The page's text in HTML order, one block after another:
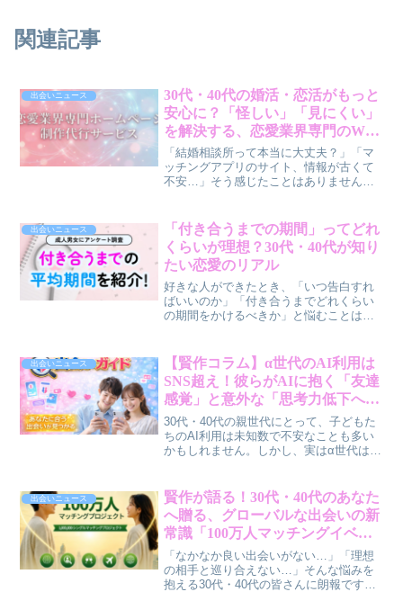
関連記事
出会いニュース
30代・40代の婚活・恋活がもっと
安心に？「怪しい」「見にくい」
を解決する、恋愛業界専門のWeb
制作サービスが登場
「結婚相談所って本当に大丈夫？」「マ
ッチングアプリのサイト、情報が古くて
不安…」そう感じたことはありません
れない、恋愛業界に特化した新しいホー
ムページ制作サービスが始まりました。
このサービスが、私たちの出会い探しを
どう変えるのか、本音で解説します。
出会いニュース
「付き合うまでの期間」ってどれ
くらいが理想？30代・40代が知り
たい恋愛のリアル
好きな人ができたとき、「いつ告白すれ
ばいいのか」「付き合うまでどれくらい
の期間をかけるべきか」と悩むことはあ
から、付き合うまでのリアルな期間や、
関係の進展における悩み、そして「この
人と付き合いたい」と感じるきっかけに
ついて、30代・40代の皆さんに向けた本
音寄りのコラムとしてお届けします。
出会いニュース
【賢作コラム】α世代のAI利用は
SNS超え！彼らがAIに抱く「友達
感覚」と意外な「思考力低下への
不安」とは？
30代・40代の親世代にとって、子どもた
ちのAI利用は未知数で不安なことも多い
かもしれません。しかし、実はα世代はAI
不安も抱えていることが最新調査で明ら
かになりました。彼らのAIとの新しい関
わり方と、その背景にあるリアルな心理
を、賢作が深掘りします。
出会いニュース
賢作が語る！30代・40代のあなた
へ贈る、グローバルな出会いの新
常識「100万人マッチングイベン
ト」の魅力
「なかなか良い出会いがない…」「理想
の相手と巡り合えない…」そんな悩みを
抱える30代・40代の皆さんに朗報です。